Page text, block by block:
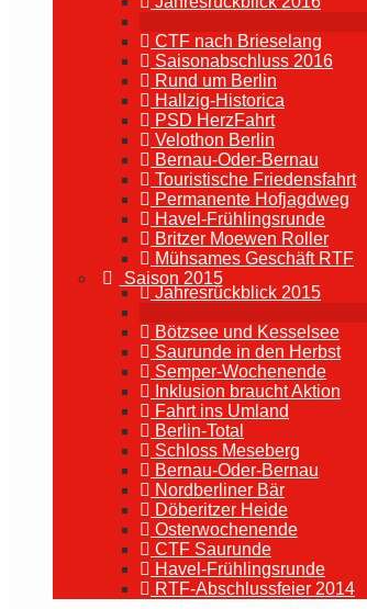
CTF nach Brieselang
Saisonabschluss 2016
Rund um Berlin
Hallzig-Historica
PSD HerzFahrt
Velothon Berlin
Bernau-Oder-Bernau
Touristische Friedensfahrt
Permanente Hofjagdweg
Havel-Frühlingsrunde
Britzer Moewen Roller
Mühsames Geschäft RTF
Saison 2015
Jahresrückblick 2015
Bötzsee und Kesselsee
Saurunde in den Herbst
Semper-Wochenende
Inklusion braucht Aktion
Fahrt ins Umland
Berlin-Total
Schloss Meseberg
Bernau-Oder-Bernau
Nordberliner Bär
Döberitzer Heide
Osterwochenende
CTF Saurunde
Havel-Frühlingsrunde
RTF-Abschlussfeier 2014